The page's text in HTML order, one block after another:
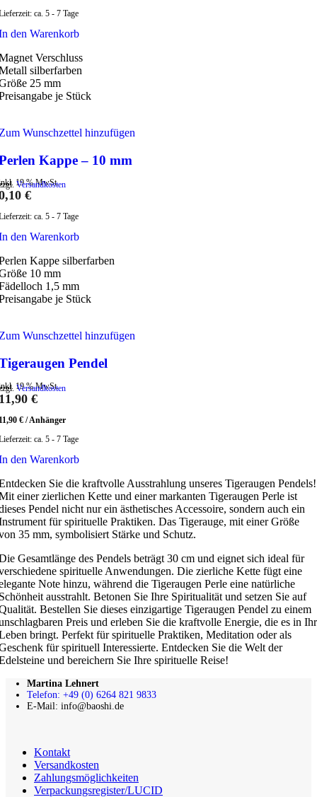
ca. 5 - 7 Tage
den Warenkorb
Verschluss
silberfarben
25 mm
je Stück
Wunschzettel hinzufügen
Kappe – 10 mm
19 % MwSt.
Versandkosten
€
ca. 5 - 7 Tage
den Warenkorb
Kappe silberfarben
10 mm
1,5 mm
je Stück
Wunschzettel hinzufügen
Pendel
19 % MwSt.
Versandkosten
€
€ /Anhänger
ca. 5 - 7 Tage
den Warenkorb
Sie die kraftvolle Ausstrahlung unseres Tigeraugen Pendels!
einer zierlichen Kette und einer markanten Tigeraugen Perle ist
Pendel nicht nur ein ästhetisches Accessoire, sondern auch ein
für spirituelle Praktiken. Das Tigerauge, mit einer Größe
35 mm, symbolisiert Stärke und Schutz.
Gesamtlänge des Pendels beträgt 30 cm und eignet sich ideal für
spirituelle Anwendungen. Die zierliche Kette fügt eine
Note hinzu, während die Tigeraugen Perle eine natürliche
ausstrahlt. Betonen Sie Ihre Spiritualität und setzen Sie auf
Bestellen Sie dieses einzigartige Tigeraugen Pendel zu einem
Preis und erleben Sie die kraftvolle Energie, die es in Ihr
bringt. Perfekt für spirituelle Praktiken, Meditation oder als
für spirituell Interessierte. Entdecken Sie die Welt der
und bereichern Sie Ihre spirituelle Reise!
Martina Lehnert
Telefon: +49 (0) 6264 821 9833
E-Mail: info@baoshi.de
Kontakt
Versandkosten
Zahlungsmöglichkeiten
Verpackungsregister/LUCID